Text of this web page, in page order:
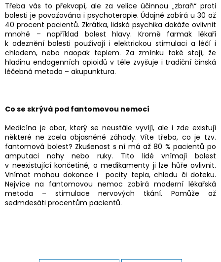
Třeba vás to překvapí, ale za velice účinnou „zbraň“ proti
bolesti je považována i psychoterapie. Údajně zabírá u 30 až
40 procent pacientů. Zkrátka, lidská psychika dokáže ovlivnit
mnohé – například bolest hlavy. Kromě farmak lékaři
k odeznění bolesti používají i elektrickou stimulaci a léčí i
chladem, nebo naopak teplem. Za zmínku také stojí, že
hladinu endogenních opioidů v těle zvyšuje i tradiční čínská
léčebná metoda – akupunktura.
Co se skrývá pod fantomovou nemocí
Medicína je obor, který se neustále vyvíjí, ale i zde existují
některé ne zcela objasněné záhady. Víte třeba, co je tzv.
fantomová bolest? Zkušenost s ní má až 80 % pacientů po
amputaci nohy nebo ruky. Tito lidé vnímají bolest
v neexistující končetině, a medikamenty ji lze hůře ovlivnit.
Vnímat mohou dokonce i pocity tepla, chladu či doteku.
Nejvíce na fantomovou nemoc zabírá moderní lékařská
metoda – stimulace nervových tkání. Pomůže až
sedmdesáti procentům pacientů.